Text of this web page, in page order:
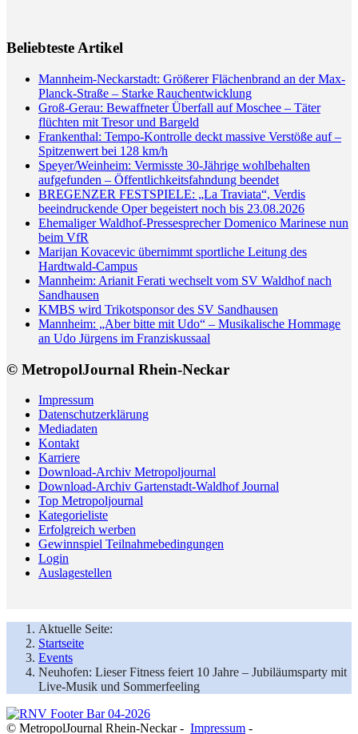
Beliebteste Artikel
Mannheim-Neckarstadt: Größerer Flächenbrand an der Max-
Planck-Straße – Starke Rauchentwicklung
Groß-Gerau: Bewaffneter Überfall auf Moschee – Täter
flüchten mit Tresor und Bargeld
Frankenthal: Tempo-Kontrolle deckt massive Verstöße auf –
Spitzenwert bei 128 km/h
Speyer/Weinheim: Vermisste 30-Jährige wohlbehalten
aufgefunden – Öffentlichkeitsfahndung beendet
BREGENZER FESTSPIELE: „La Traviata“, Verdis
beeindruckende Oper begeistert noch bis 23.08.2026
Ehemaliger Waldhof-Pressesprecher Domenico Marinese nun
beim VfR
Marijan Kovacevic übernimmt sportliche Leitung des
Hardtwald-Campus
Mannheim: Arianit Ferati wechselt vom SV Waldhof nach
Sandhausen
KMBS wird Trikotsponsor des SV Sandhausen
Mannheim: „Aber bitte mit Udo“ – Musikalische Hommage
an Udo Jürgens im Franziskussaal
© MetropolJournal Rhein-Neckar
Impressum
Datenschutzerklärung
Mediadaten
Kontakt
Karriere
Download-Archiv Metropoljournal
Download-Archiv Gartenstadt-Waldhof Journal
Top Metropoljournal
Kategorieliste
Erfolgreich werben
Gewinnspiel Teilnahmebedingungen
Login
Auslagestellen
Aktuelle Seite:
Startseite
Events
Neuhofen: Lieser Fitness feiert 10 Jahre – Jubiläumsparty mit
Live-Musik und Sommerfeeling
© MetropolJournal Rhein-Neckar - Impressum -